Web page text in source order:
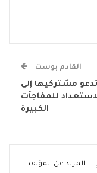
القادم بوست
مشتركيها إلى
للمفاجآت
الكبيرة
المزيد عن المؤلف